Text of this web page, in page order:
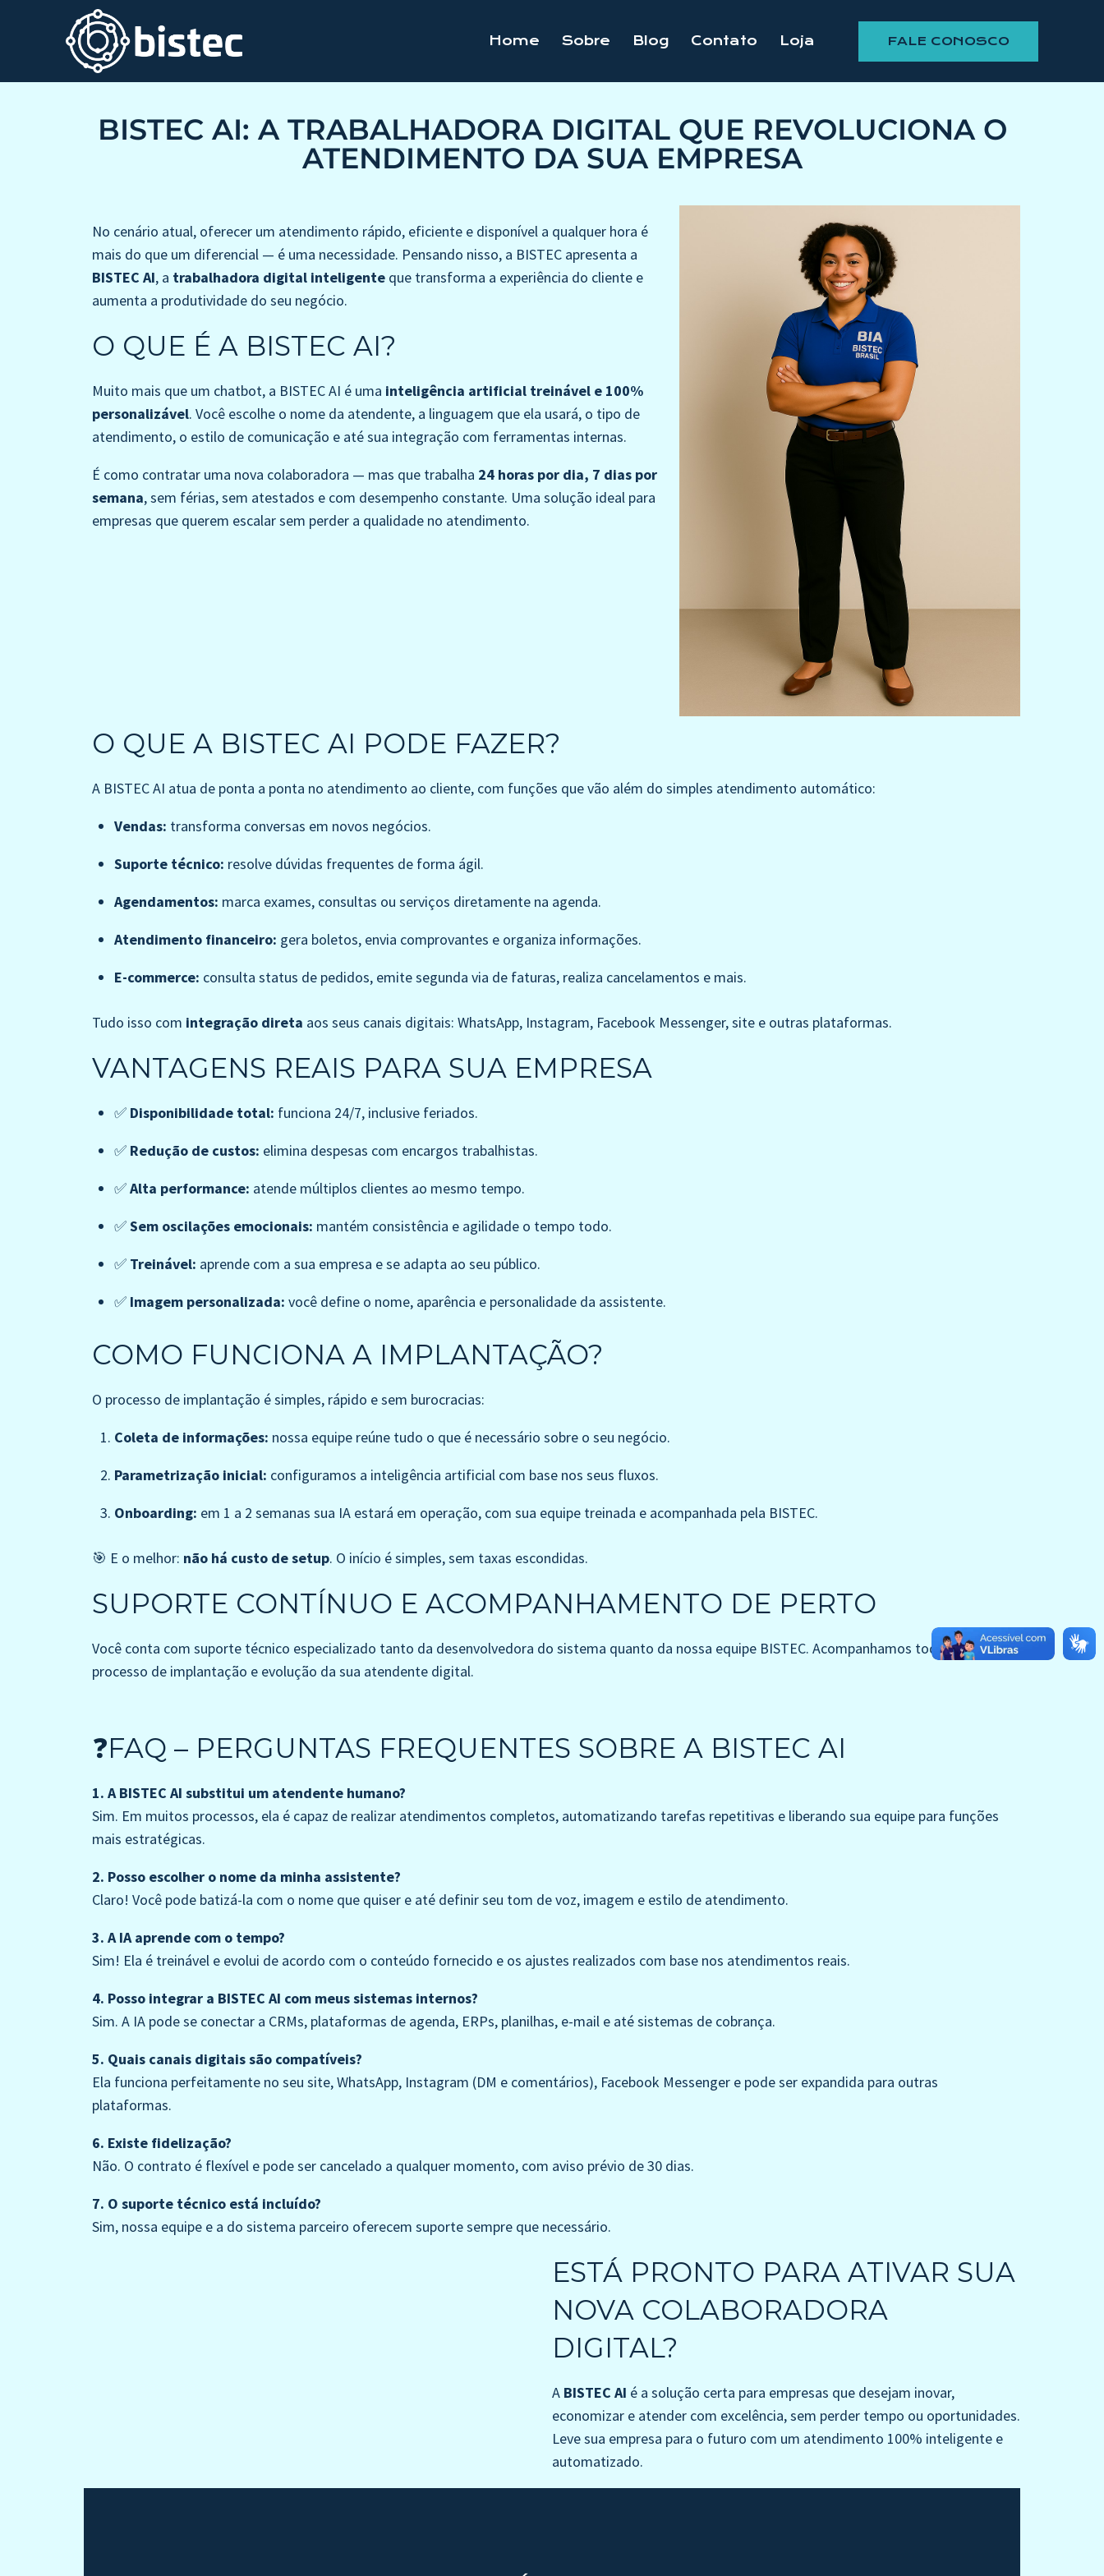
Home Sobre Blog Contato Loja FALE CONOSCO
BISTEC AI: A TRABALHADORA DIGITAL QUE REVOLUCIONA O
ATENDIMENTO DA SUA EMPRESA
No cenário atual, oferecer um atendimento rápido, eficiente e disponível a qualquer hora é
mais do que um diferencial — é uma necessidade. Pensando nisso, a BISTEC apresenta a
BISTEC AI, a trabalhadora digital inteligente que transforma a experiência do cliente e
aumenta a produtividade do seu negócio.
O QUE É A BISTEC AI?
Muito mais que um chatbot, a BISTEC AI é uma inteligência artificial treinável e 100%
personalizável. Você escolhe o nome da atendente, a linguagem que ela usará, o tipo de
atendimento, o estilo de comunicação e até sua integração com ferramentas internas.
É como contratar uma nova colaboradora — mas que trabalha 24 horas por dia, 7 dias por
semana, sem férias, sem atestados e com desempenho constante. Uma solução ideal para
empresas que querem escalar sem perder a qualidade no atendimento.
O QUE A BISTEC AI PODE FAZER?
A BISTEC AI atua de ponta a ponta no atendimento ao cliente, com funções que vão além do simples atendimento automático:
Vendas: transforma conversas em novos negócios.
Suporte técnico: resolve dúvidas frequentes de forma ágil.
Agendamentos: marca exames, consultas ou serviços diretamente na agenda.
Atendimento financeiro: gera boletos, envia comprovantes e organiza informações.
E-commerce: consulta status de pedidos, emite segunda via de faturas, realiza cancelamentos e mais.
Tudo isso com integração direta aos seus canais digitais: WhatsApp, Instagram, Facebook Messenger, site e outras plataformas.
VANTAGENS REAIS PARA SUA EMPRESA
✅ Disponibilidade total: funciona 24/7, inclusive feriados.
✅ Redução de custos: elimina despesas com encargos trabalhistas.
✅Alta performance: atende múltiplos clientes ao mesmo tempo.
✅Sem oscilações emocionais: mantém consistência e agilidade o tempo todo.
✅ Treinável: aprende com a sua empresa e se adapta ao seu público.
✅ Imagem personalizada: você define o nome, aparência e personalidade da assistente.
COMO FUNCIONA A IMPLANTAÇÃO?
O processo de implantação é simples, rápido e sem burocracias:
Coleta de informações: nossa equipe reúne tudo o que é necessário sobre o seu negócio.
Parametrização inicial: configuramos a inteligência artificial com base nos seus fluxos.
Onboarding: em 1 a 2 semanas sua IA estará em operação, com sua equipe treinada e acompanhada pela BISTEC.
🎯 E o melhor: não há custo de setup. O início é simples, sem taxas escondidas.
SUPORTE CONTÍNUO E ACOMPANHAMENTO DE PERTO
Você conta com suporte técnico especializado tanto da desenvolvedora do sistema quanto da nossa equipe BISTEC. Acompanhamos todo o
processo de implantação e evolução da sua atendente digital.
❓FAQ – PERGUNTAS FREQUENTES SOBRE A BISTEC AI
1. A BISTEC AI substitui um atendente humano?
Sim. Em muitos processos, ela é capaz de realizar atendimentos completos, automatizando tarefas repetitivas e liberando sua equipe para funções
mais estratégicas.
2. Posso escolher o nome da minha assistente?
Claro! Você pode batizá-la com o nome que quiser e até definir seu tom de voz, imagem e estilo de atendimento.
3. A IA aprende com o tempo?
Sim! Ela é treinável e evolui de acordo com o conteúdo fornecido e os ajustes realizados com base nos atendimentos reais.
4. Posso integrar a BISTEC AI com meus sistemas internos?
Sim. A IA pode se conectar a CRMs, plataformas de agenda, ERPs, planilhas, e-mail e até sistemas de cobrança.
5. Quais canais digitais são compatíveis?
Ela funciona perfeitamente no seu site, WhatsApp, Instagram (DM e comentários), Facebook Messenger e pode ser expandida para outras
plataformas.
6. Existe fidelização?
Não. O contrato é flexível e pode ser cancelado a qualquer momento, com aviso prévio de 30 dias.
7. O suporte técnico está incluído?
Sim, nossa equipe e a do sistema parceiro oferecem suporte sempre que necessário.
ESTÁ PRONTO PARA ATIVAR SUA
NOVA COLABORADORA
DIGITAL?
A BISTEC AI é a solução certa para empresas que desejam inovar,
economizar e atender com excelência, sem perder tempo ou oportunidades.
Leve sua empresa para o futuro com um atendimento 100% inteligente e
automatizado.